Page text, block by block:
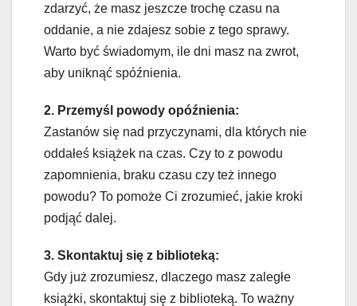
zdarzyć, że masz jeszcze trochę czasu na
oddanie, a nie zdajesz sobie z tego sprawy.
Warto być świadomym, ile dni masz na zwrot,
aby uniknąć spóźnienia.
2. Przemyśl powody opóźnienia:
Zastanów się nad przyczynami, dla których nie
oddałeś książek na czas. Czy to z powodu
zapomnienia, braku czasu czy też innego
powodu? To pomoże Ci zrozumieć, jakie kroki
podjąć dalej.
3. Skontaktuj się z biblioteką:
Gdy już zrozumiesz, dlaczego masz zaległe
książki, skontaktuj się z biblioteką. To ważny